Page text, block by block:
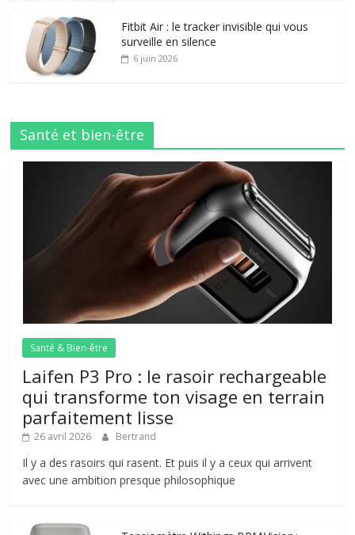
Fitbit Air : le tracker invisible qui vous
surveille en silence
6 juin 2026
Santé et bien-être
Santé & Bien-être
Laifen P3 Pro : le rasoir rechargeable
qui transforme ton visage en terrain
parfaitement lisse
26 avril 2026 Bertrand
Il y a des rasoirs qui rasent. Et puis il y a ceux qui arrivent
avec une ambition presque philosophique